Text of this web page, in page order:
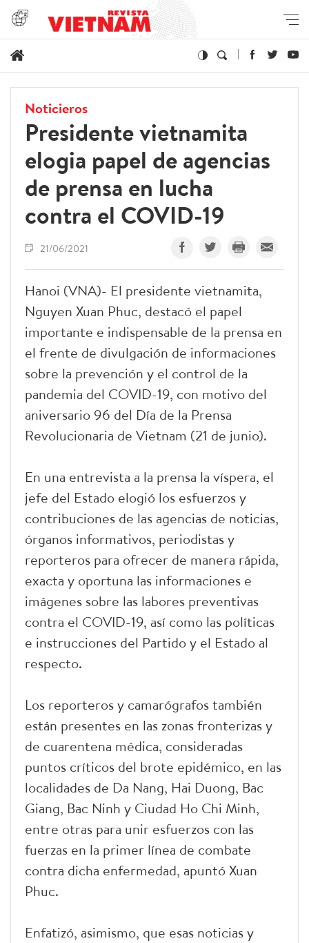
Noticieros
Presidente vietnamita
elogia papel de agencias
de prensa en lucha
contra el COVID-19
21/06/2021
Hanoi (VNA)- El presidente vietnamita,
Nguyen Xuan Phuc, destacó el papel
importante e indispensable de la prensa en
el frente de divulgación de informaciones
sobre la prevención y el control de la
pandemia del COVID-19, con motivo del
aniversario 96 del Día de la Prensa
Revolucionaria de Vietnam (21 de junio).
En una entrevista a la prensa la víspera, el
jefe del Estado elogió los esfuerzos y
contribuciones de las agencias de noticias,
órganos informativos, periodistas y
reporteros para ofrecer de manera rápida,
exacta y oportuna las informaciones e
imágenes sobre las labores preventivas
contra el COVID-19, así como las políticas
e instrucciones del Partido y el Estado al
respecto.
Los reporteros y camarógrafos también
están presentes en las zonas fronterizas y
de cuarentena médica, consideradas
puntos críticos del brote epidémico, en las
localidades de Da Nang, Hai Duong, Bac
Giang, Bac Ninh y Ciudad Ho Chi Minh,
entre otras para unir esfuerzos con las
fuerzas en la primer línea de combate
contra dicha enfermedad, apuntó Xuan
Phuc.
Enfatizó, asimismo, que esas noticias y